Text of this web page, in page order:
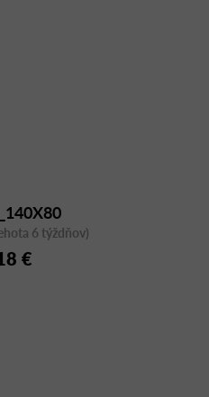
6 týždňov)
€